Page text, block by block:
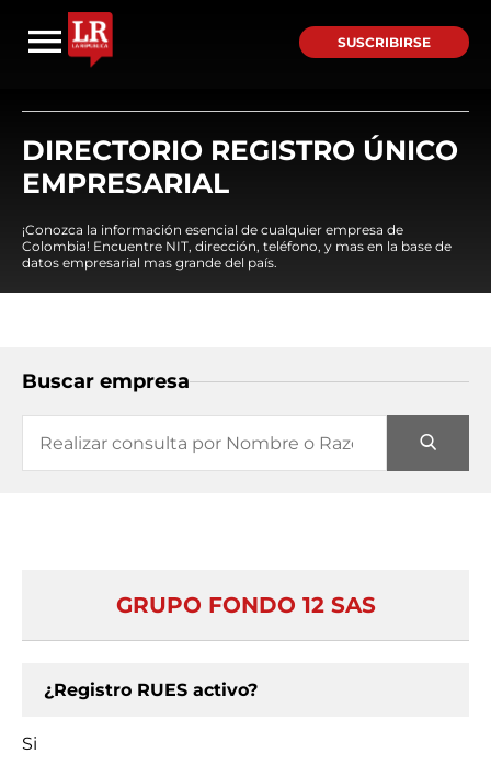
SUSCRIBIRSE
DIRECTORIO REGISTRO ÚNICO
EMPRESARIAL
¡Conozca la información esencial de cualquier empresa de
Colombia! Encuentre NIT, dirección, teléfono, y mas en la base de
datos empresarial mas grande del país.
Buscar empresa
GRUPO FONDO 12 SAS
¿Registro RUES activo?
Si